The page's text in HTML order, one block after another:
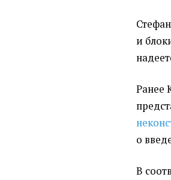
и
Ранее
о
В